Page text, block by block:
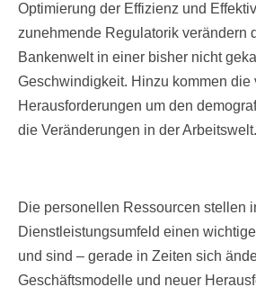
Optimierung der Effizienz und
zunehmende Regulatorik verändern
Bankenwelt in einer bisher nicht
Geschwindigkeit. Hinzu kommen die
Herausforderungen um den
die Veränderungen in der Arbeitswelt.
Die personellen Ressourcen stellen
Dienstleistungsumfeld einen
und sind – gerade in Zeiten sich
Geschäftsmodelle und neuer